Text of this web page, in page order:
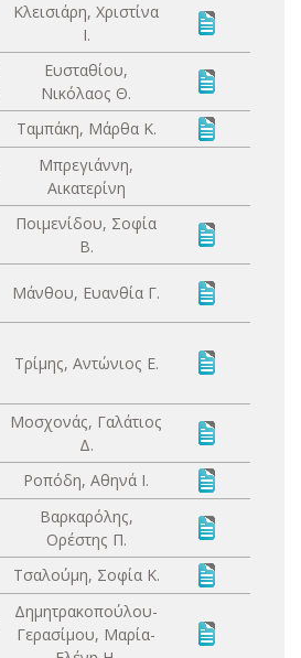
Κλεισιάρη, Χριστίνα
Ι.
Ευσταθίου,
Νικόλαος Θ.
Ταμπάκη, Μάρθα Κ.
Μπρεγιάννη,
Αικατερίνη
Ποιμενίδου, Σοφία
Β.
Μάνθου, Ευανθία Γ.
Τρίμης, Αντώνιος Ε.
Μοσχονάς, Γαλάτιος
Δ.
Ροπόδη, Αθηνά Ι.
Βαρκαρόλης,
Ορέστης Π.
Τσαλούμη, Σοφία Κ.
Δημητρακοπούλου-
Γερασίμου, Μαρία-